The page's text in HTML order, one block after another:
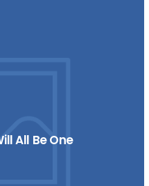
All Be One